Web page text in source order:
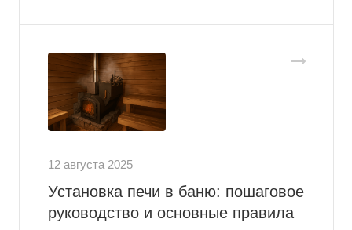
12 августа 2025
Установка печи в баню: пошаговое
руководство и основные правила